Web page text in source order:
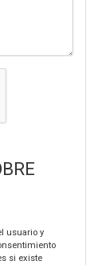
usuario y
si existe